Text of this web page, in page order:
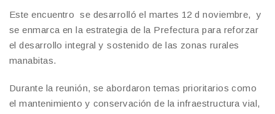
Este encuentro se desarrolló el martes 12 d noviembre, y
se enmarca en la estrategia de la Prefectura para reforzar
el desarrollo integral y sostenido de las zonas rurales
manabitas.
Durante la reunión, se abordaron temas prioritarios como
el mantenimiento y conservación de la infraestructura vial,